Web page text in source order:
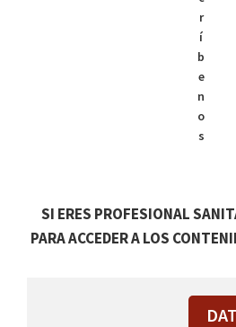
r
í
b
e
n
o
s
SI ERES PROFESIONAL
PARA ACCEDER A LOS